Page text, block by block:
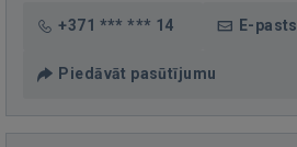
+371 *** *** 14 E-pasts
Piedāvāt pasūtījumu